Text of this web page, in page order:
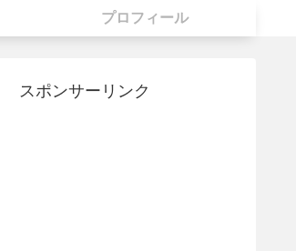
プロフィール
スポンサーリンク